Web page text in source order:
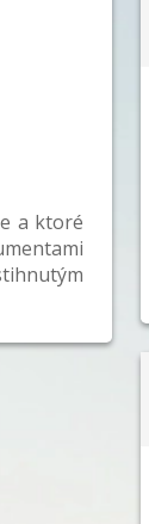
a ktoré